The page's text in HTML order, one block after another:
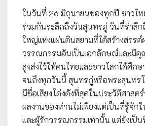
ในวันที่ 26 มิถุนายนของทุกปี ชาวไท
ร่วมกันระลึกถึงวันสุนทรภู่ วันที่รำลึก
ใหญ่แห่งแผ่นดินสยามที่ได้สร้างสรรค์
วรรณกรรมอันเป็นเอกลักษณ์และมีคุ
สูงส่งไว้ให้คนไทยและชาวโลกได้ศึก
จนถึงทุกวันนี้ สุนทรภู่หรือพระสุนทร
มีชื่อเสียงโด่งดังที่สุดในประวัติศาสต
ผลงานของท่านไม่เพียงแต่เป็นที่รู้จัก
และผู้รักวรรณกรรมเท่านั้น แต่ยังเป็